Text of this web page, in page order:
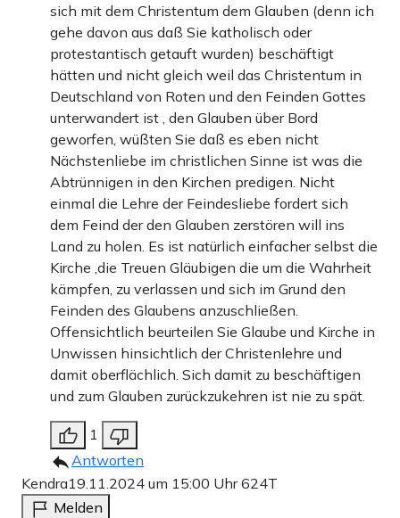
sich mit dem Christentum dem Glauben (denn ich
gehe davon aus daß Sie katholisch oder
protestantisch getauft wurden) beschäftigt
hätten und nicht gleich weil das Christentum in
Deutschland von Roten und den Feinden Gottes
unterwandert ist , den Glauben über Bord
geworfen, wüßten Sie daß es eben nicht
Nächstenliebe im christlichen Sinne ist was die
Abtrünnigen in den Kirchen predigen. Nicht
einmal die Lehre der Feindesliebe fordert sich
dem Feind der den Glauben zerstören will ins
Land zu holen. Es ist natürlich einfacher selbst die
Kirche ,die Treuen Gläubigen die um die Wahrheit
kämpfen, zu verlassen und sich im Grund den
Feinden des Glaubens anzuschließen.
Offensichtlich beurteilen Sie Glaube und Kirche in
Unwissen hinsichtlich der Christenlehre und
damit oberflächlich. Sich damit zu beschäftigen
und zum Glauben zurückzukehren ist nie zu spät.
1
Antworten
Kendra19.11.2024 um 15:00 Uhr624T
Melden